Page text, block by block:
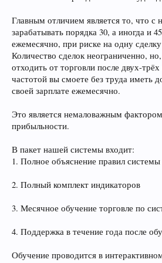
Главным отличием является то, что с
зарабатывать порядка 30, а иногда и
ежемесячно, при риске на одну
Количество сделок неограниченно,
отходить от торговли после двух-
частотой вы смоете без труда иметь
своей зарплате ежемесячно.
Это является немаловажным
прибыльности.
В пакет нашей системы входит:
1. Полное объяснение правил системы
2. Полный комплект индикаторов
3. Месячное обучение торговле по
4. Поддержка в течение года после
Обучение проводится в